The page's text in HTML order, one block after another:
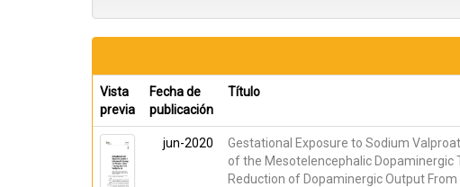
Vista
previa
Fecha de
publicación
Título
jun-2020
Gestational Exposure to Sodium
of the Mesotelencephalic Dopaminergic
Reduction of Dopaminergic Output